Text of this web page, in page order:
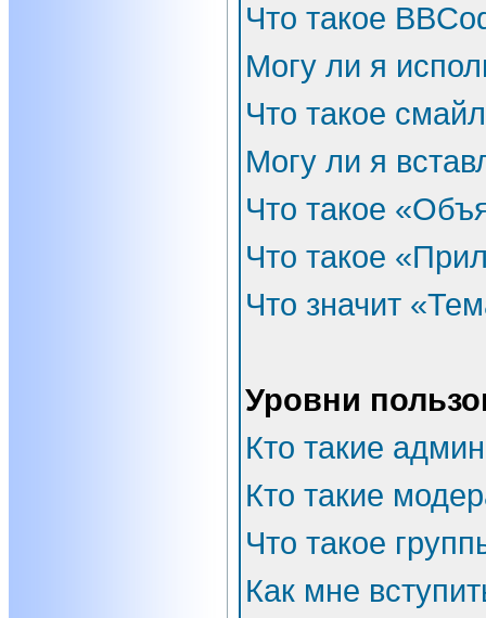
Что такое
Могу ли я
Что такое
Могу ли я
Что такое
Что такое
Что значит
Уровни
Кто такие
Кто такие
Что такое
Как мне